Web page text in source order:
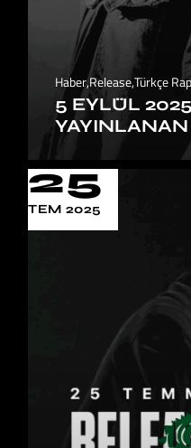
Haber,Release,Türkçe
5 EYLÜL
25
TEM 2025